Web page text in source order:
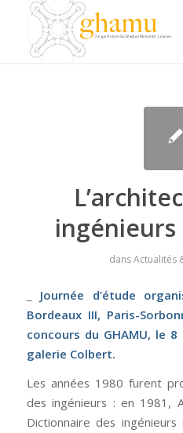
ingénieurs
dansActualités
Journée d’étude
Bordeaux III, Paris-
concours du GHAMU, le
galerie Colbert.
Les années 1980 furent
des ingénieurs : en 1981,
Dictionnaire des